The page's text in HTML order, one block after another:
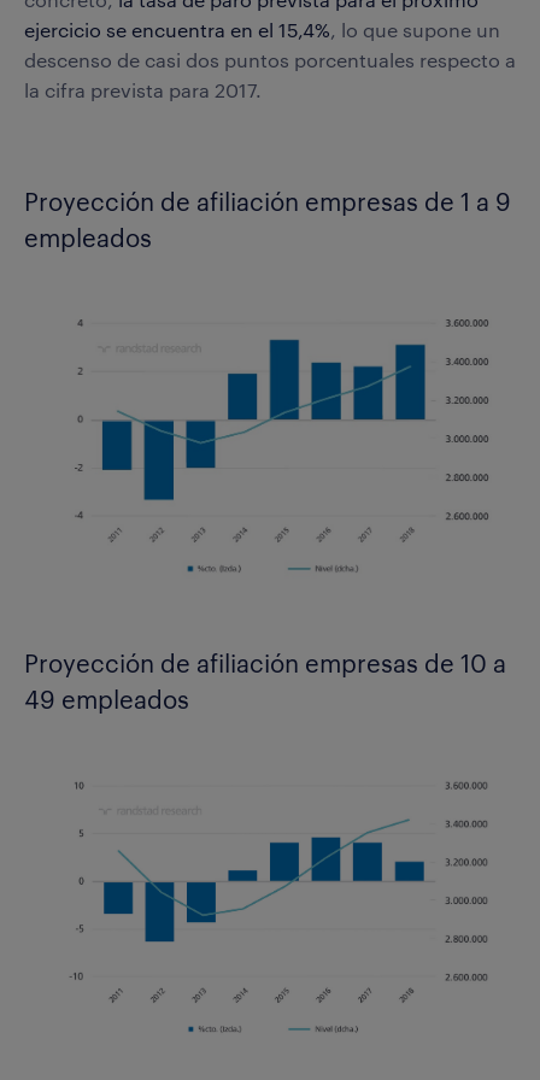
ejercicio se encuentra en el 15,4%, lo que supone un
descenso de casi dos puntos porcentuales respecto a
la cifra prevista para 2017.
Proyección de afiliación empresas de 1 a 9
empleados
Proyección de afiliación empresas de 10 a
49 empleados